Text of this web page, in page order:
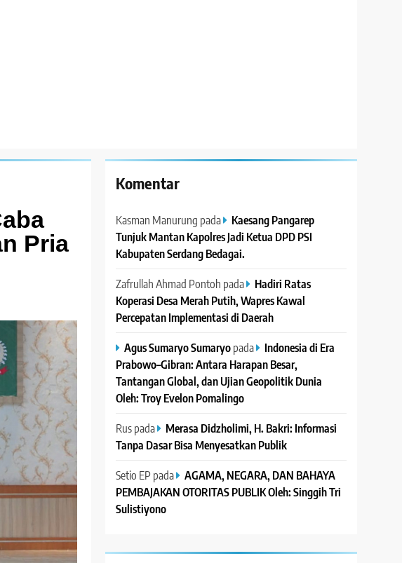
Pria
Komentar
Kasman Manurung pada
Kaesang Pangarep
Tunjuk Mantan Kapolres Jadi Ketua DPD PSI
Kabupaten Serdang Bedagai. ‎ ‎
Zafrullah Ahmad Pontoh pada
Hadiri Ratas
Koperasi Desa Merah Putih, Wapres Kawal
Percepatan Implementasi di Daerah
Agus Sumaryo Sumaryopada
Indonesia di Era
Prabowo–Gibran: Antara Harapan Besar,
Tantangan Global, dan Ujian Geopolitik Dunia
Oleh: Troy Evelon Pomalingo
Ruspada
Merasa Didzholimi, H. Bakri: Informasi
Tanpa Dasar Bisa Menyesatkan Publik
Setio EP pada AGAMA, NEGARA, DAN BAHAYA
PEMBAJAKAN OTORITAS PUBLIK Oleh: Singgih Tri
Sulistiyono